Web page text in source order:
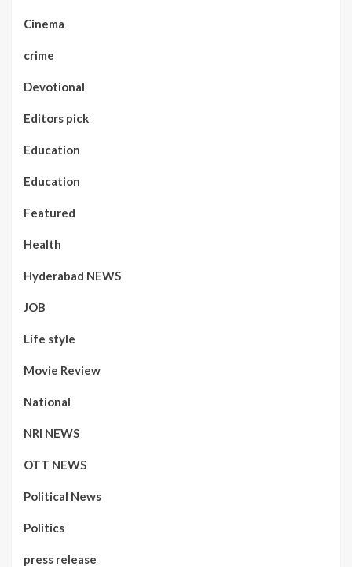
Cinema
crime
Devotional
Editors pick
Education
Education
Featured
Health
Hyderabad NEWS
JOB
Life style
Movie Review
National
NRI NEWS
OTT NEWS
Political News
Politics
press release